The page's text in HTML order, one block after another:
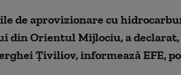
de aprovizionare cu
din Orientul Mijlociu, a
Ţiviliov, informează EFE,